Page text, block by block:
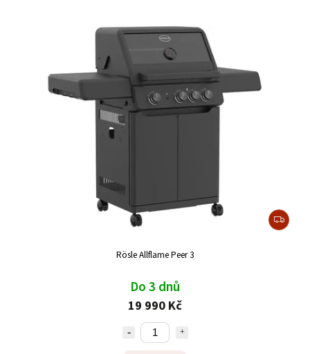
Rösle Allflame Peer 3
Do 3 dnů
19 990 Kč